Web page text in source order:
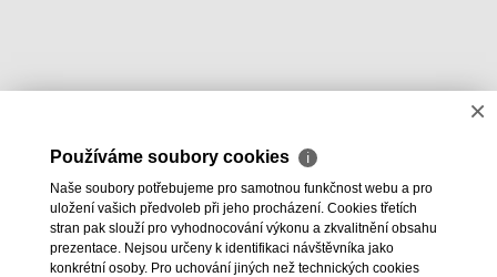
×
Používáme soubory cookies ℹ
Naše soubory potřebujeme pro samotnou funkčnost webu a pro
uložení vašich předvoleb při jeho procházení. Cookies třetích
stran pak slouží pro vyhodnocování výkonu a zkvalitnění obsahu
prezentace. Nejsou určeny k identifikaci návštěvníka jako
konkrétní osoby. Pro uchování jiných než technických cookies